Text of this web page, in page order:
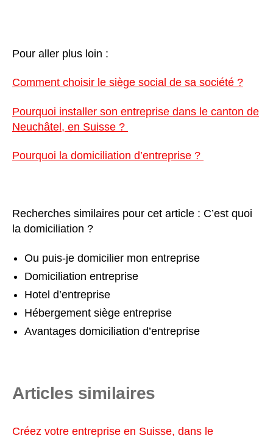
Pour aller plus loin :
Comment choisir le siège social de sa société ?
Pourquoi installer son entreprise dans le canton de
Neuchâtel, en Suisse ?
Pourquoi la domiciliation d’entreprise ?
Recherches similaires pour cet article : C’est quoi
la domiciliation ?
Ou puis-je domicilier mon entreprise
Domiciliation entreprise
Hotel d’entreprise
Hébergement siège entreprise
Avantages domiciliation d’entreprise
Articles similaires
Créez votre entreprise en Suisse, dans le